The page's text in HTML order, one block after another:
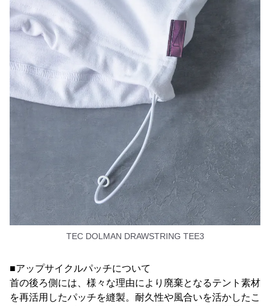
TEC DOLMAN DRAWSTRING TEE3
■アップサイクルパッチについて
首の後ろ側には、様々な理由により廃棄となるテント素材
を再活用したパッチを縫製。耐久性や風合いを活かしたこ